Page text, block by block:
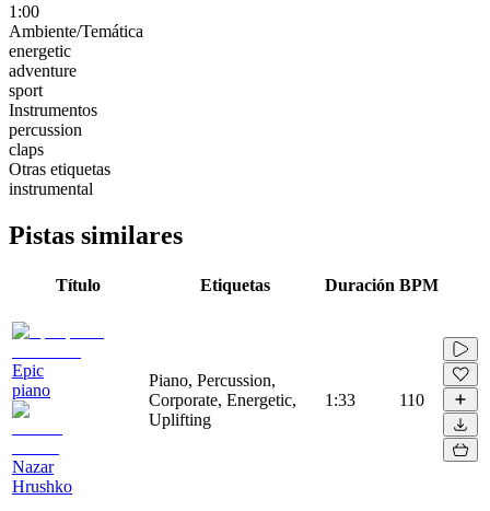
1:00
Ambiente/Temática
energetic
adventure
sport
Instrumentos
percussion
claps
Otras etiquetas
instrumental
Pistas similares
Título Etiquetas Duración BPM
Epic
piano
Nazar
Hrushko
Piano, Percussion,
Corporate, Energetic,
Uplifting
1:33 110